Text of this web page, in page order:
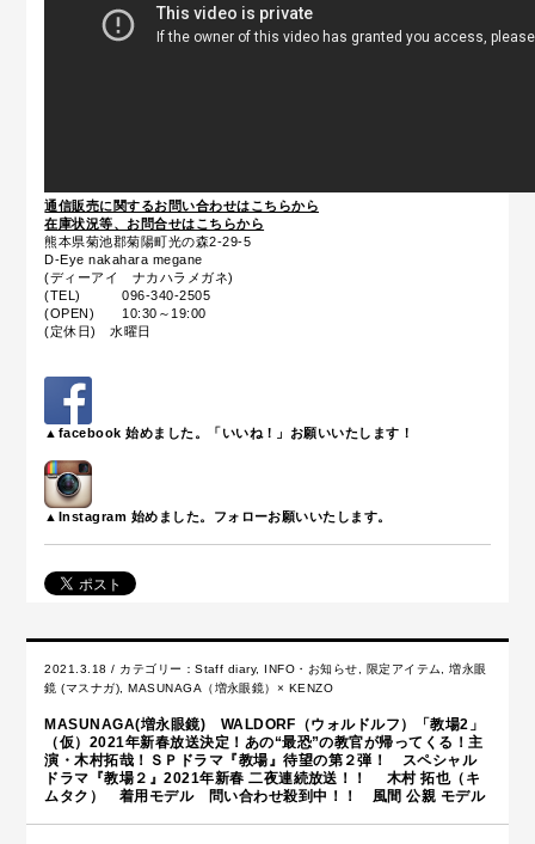
通信販売に関するお問い合わせはこちらから
在庫状況等、お問合せはこちらから
熊本県菊池郡菊陽町光の森2-29-5
D-Eye nakahara megane
(ディーアイ ナカハラメガネ)
(TEL) 096-340-2505
(OPEN) 10:30～19:00
(定休日) 水曜日
▲facebook 始めました。「いいね！」お願いいたします！
▲Instagram 始めました。フォローお願いいたします。
2021.3.18 / カテゴリー：Staff diary, INFO・お知らせ 限定アイテム ,増永眼
鏡 (マスナガ) ,MASUNAGA（増永眼鏡）× KENZO
MASUNAGA(増永眼鏡) WALDORF（ウォルドルフ）「教場2」
（仮）2021年新春放送決定！あの“最恐”の教官が帰ってくる！主
演・木村拓哉！ＳＰドラマ『教場』待望の第２弾！ スペシャル
ドラマ『教場２』2021年新春 二夜連続放送！！ 木村 拓也（キ
ムタク） 着用モデル 問い合わせ殺到中！！ 風間 公親 モデル